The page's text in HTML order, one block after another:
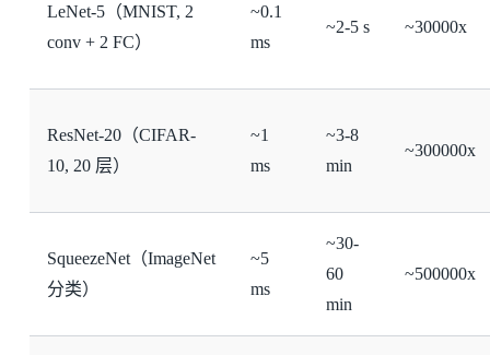
LeNet-5（MNIST, 2
conv + 2 FC）
~0.1
ms
~2-5 s ~30000x
ResNet-20（CIFAR-
10, 20 层）
~1
ms
~3-8
min
~300000x
SqueezeNet（ImageNet
分类）
~5
ms
~30-
60
min
~500000x